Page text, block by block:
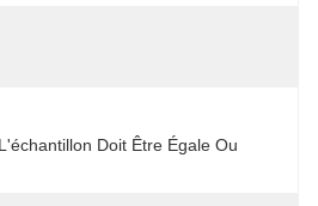
Doit Être Égale Ou